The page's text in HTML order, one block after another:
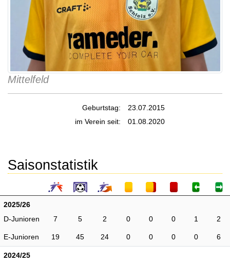
Mittelfeld
Geburtstag:
23.07.2015
im Verein seit:
01.08.2020
Saisonstatistik
2025/26
D-Junioren
7 5 2 0 0 0 1 2
E-Junioren 19 45 24 0 0 0 0 6
2024/25